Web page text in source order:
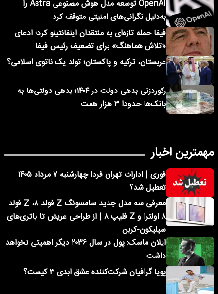
OpenAI توسعه مدل هوش مصنوعی Astra را
به‌دلیل نگرانی‌های امنیتی متوقف کرد
فیفا حمله تازه‌ای به منتقدان اینفانتینو کرد؛ ادعای
«تلاش هماهنگ» برای تضعیف رئیس فیفا
عربستان، ترکیه و پاکستان؛ تولد یک ناتوی اسلامی؟
رکوردزنی بدهی دولت در ۱۴۰۴؛ بدهی دولتی‌ها به
بانک‌ها حدودا ۳ هزار همت
مهمترین اخبار
فوری | ادارات تهران فردا چهارشنبه ۷ مرداد ۱۴۰۵
تعطیل شد؟
معرفی سه مدل جدید سامسونگ Z فولد ۸، Z فولد
۸ اولترا و Z فلیپ ۸ | از طراحی عریض تا باتری‌های
سیلیکون-کربن
ایلان ماسک: پول در سال ۲۰۳۶ دیگر اهمیتی نخواهد
داشت
پویا گرافیان شرکت‌کننده عشق ابدی ۳ کیست؟